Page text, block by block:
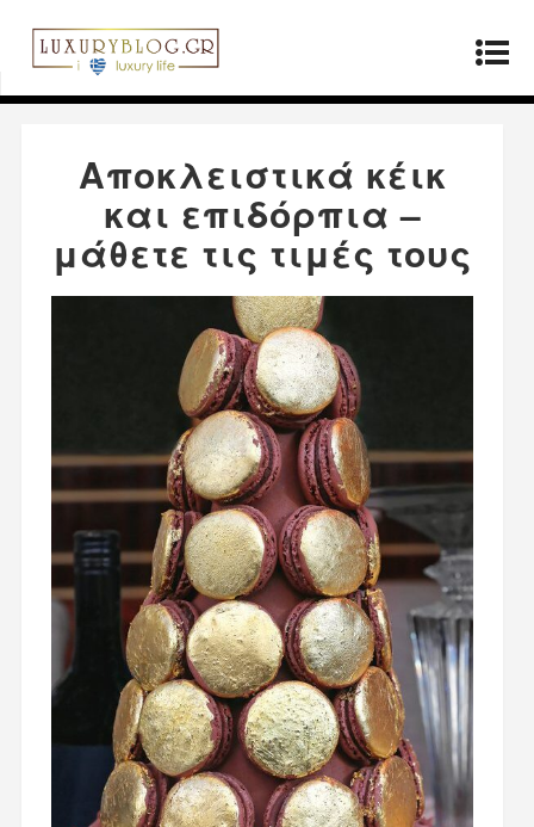
Αρχική σελίδα»ΤΡΟΠΟΣ ΖΩΗΣ
Αποκλειστικά
κέικ και επιδόρπια – μάθετε τις τιμές τους
Αποκλειστικά κέικ
και επιδόρπια –
μάθετε τις τιμές τους